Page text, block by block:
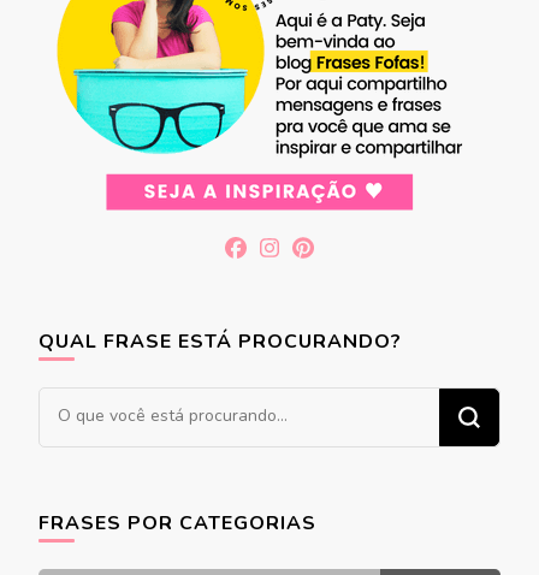
QUAL FRASE ESTÁ PROCURANDO?
Procurando
algo?
FRASES POR CATEGORIAS